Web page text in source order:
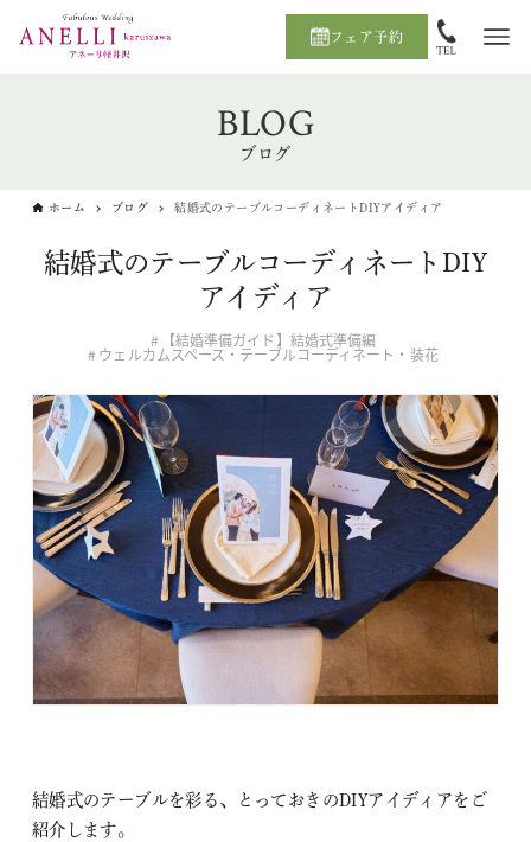
フェア予約
BLOG
ブログ
ホーム ブログ 結婚式のテーブルコーディネートDIYアイディア
結婚式のテーブルコーディネートDIY
アイディア
【結婚準備ガイド】結婚式準備編
ウェルカムスペース・テーブルコーディネート・装花
結婚式のテーブルを彩る、とっておきのDIYアイディアをご
紹介します。